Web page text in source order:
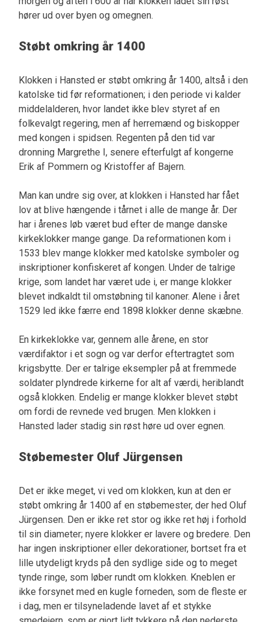
hører ud over byen og omegnen.
Støbt omkring år 1400
Klokken i Hansted er støbt omkring år 1400, altså i den
katolske tid før reformationen; i den periode vi kalder
middelalderen, hvor landet ikke blev styret af en
folkevalgt regering, men af herremænd og biskopper
med kongen i spidsen. Regenten på den tid var
dronning Margrethe I, senere efterfulgt af kongerne
Erik af Pommern og Kristoffer af Bajern.
Man kan undre sig over, at klokken i Hansted har fået
lov at blive hængende i tårnet i alle de mange år. Der
har i årenes løb været bud efter de mange danske
kirkeklokker mange gange. Da reformationen kom i
1533 blev mange klokker med katolske symboler og
inskriptioner konfiskeret af kongen. Under de talrige
krige, som landet har været ude i, er mange klokker
blevet indkaldt til omstøbning til kanoner. Alene i året
1529 led ikke færre end 1898 klokker denne skæbne.
En kirkeklokke var, gennem alle årene, en stor
værdifaktor i et sogn og var derfor eftertragtet som
krigsbytte. Der er talrige eksempler på at fremmede
soldater plyndrede kirkerne for alt af værdi, heriblandt
også klokken. Endelig er mange klokker blevet støbt
om fordi de revnede ved brugen. Men klokken i
Hansted lader stadig sin røst høre ud over egnen.
Støbemester Oluf Jürgensen
Det er ikke meget, vi ved om klokken, kun at den er
støbt omkring år 1400 af en støbemester, der hed Oluf
Jürgensen. Den er ikke ret stor og ikke ret høj i forhold
til sin diameter; nyere klokker er lavere og bredere. Den
har ingen inskriptioner eller dekorationer, bortset fra et
lille utydeligt kryds på den sydlige side og to meget
tynde ringe, som løber rundt om klokken. Kneblen er
ikke forsynet med en kugle forneden, som de fleste er
i dag, men er tilsyneladende lavet af et stykke